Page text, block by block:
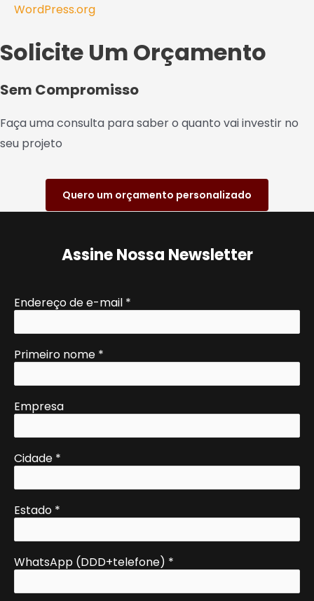
WordPress.org
Solicite Um Orçamento
Sem Compromisso
Faça uma consulta para saber o quanto vai investir no
seu projeto
Quero um orçamento personalizado
Assine Nossa Newsletter
Endereço de e-mail *
Primeiro nome *
Empresa
Cidade *
Estado *
WhatsApp (DDD+telefone) *